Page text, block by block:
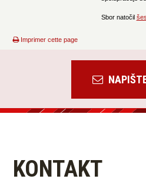
Sbor natočil
Imprimer cette page
KONTAKT